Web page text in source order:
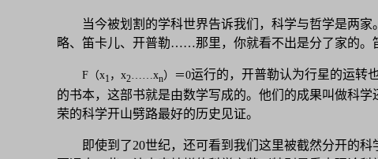
当今被划割的学科世界告诉我们，科学与哲学是两
略、笛卡儿、开普勒……那里，你就看不出是分了家的。
F （x1 ， x2……xn）＝0运行的，开普勒认为行星的运转
的书本，这部书就是由数学写成的。他们的成果叫做科
荣的科学开山劈路最好的历史见证。
即使到了20世纪，还可看到我们这里被截然分开的